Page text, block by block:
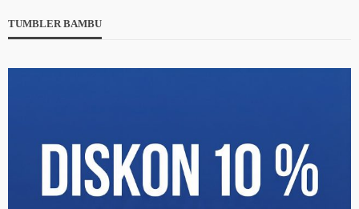
TUMBLER BAMBU